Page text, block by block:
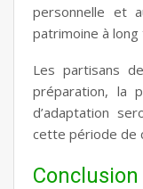
personnelle et
patrimoine à long
Les partisans
préparation, la
d’adaptation
cette période de